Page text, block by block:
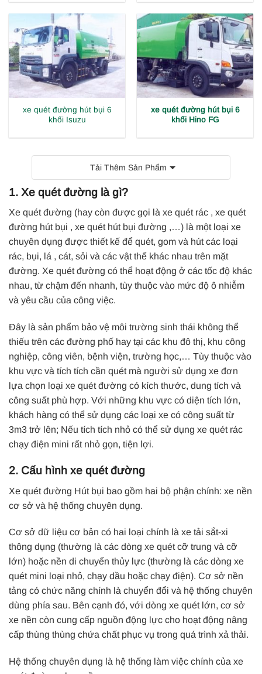
xe quét đường hút bụi 6
khối Isuzu
xe quét đường hút bụi 6
khối Hino FG
Tải Thêm Sản Phẩm
1. Xe quét đường là gì?
Xe quét đường (hay còn được gọi là xe quét rác , xe quét
đường hút bụi , xe quét hút bụi đường ,…) là một loại xe
chuyên dụng được thiết kế để quét, gom và hút các loại
rác, bụi, lá , cát, sỏi và các vật thể khác nhau trên mặt
đường. Xe quét đường có thể hoạt động ở các tốc độ khác
nhau, từ chậm đến nhanh, tùy thuộc vào mức độ ô nhiễm
và yêu cầu của công việc.
Đây là sản phẩm bảo vệ môi trường sinh thái không thể
thiếu trên các đường phố hay tại các khu đô thị, khu công
nghiệp, công viên, bệnh viện, trường học,… Tùy thuộc vào
khu vực và tích tích cần quét mà người sử dụng xe đơn
lựa chọn loại xe quét đường có kích thước, dung tích và
công suất phù hợp. Với những khu vực có diện tích lớn,
khách hàng có thể sử dụng các loại xe có công suất từ ​​
3m3 trở lên; Nếu tích tích nhỏ có thể sử dụng xe quét rác
chạy điện mini rất nhỏ gọn, tiện lợi.
2. Cấu hình xe quét đường
Xe quét đường Hút bụi bao gồm hai bộ phận chính: xe nền
cơ sở và hệ thống chuyên dụng.
Cơ sở dữ liệu cơ bản có hai loại chính là xe tải sắt-xi
thông dụng (thường là các dòng xe quét cỡ trung và cỡ
lớn) hoặc nền di chuyển thủy lực (thường là các dòng xe
quét mini loại nhỏ, chạy dầu hoặc chạy điện). Cơ sở nền
tảng có chức năng chính là chuyển đổi và hệ thống chuyên
dùng phía sau. Bên cạnh đó, với dòng xe quét lớn, cơ sở
xe nền còn cung cấp nguồn động lực cho hoạt động nâng
cấp thùng thùng chứa chất phục vụ trong quá trình xả thải.
Hệ thống chuyên dụng là hệ thống làm việc chính của xe